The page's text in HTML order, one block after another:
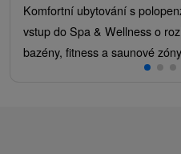
Komfortní ubytování s
vstup do Spa & Wellness o
bazény, fitness a saunové